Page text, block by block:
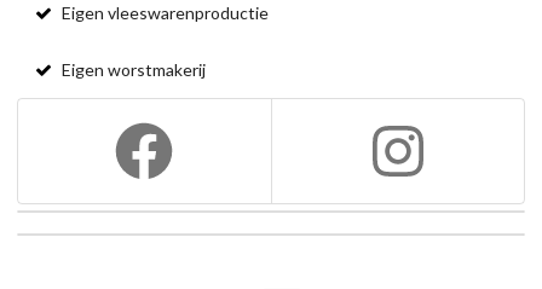
Eigen vleeswarenproductie
Eigen worstmakerij